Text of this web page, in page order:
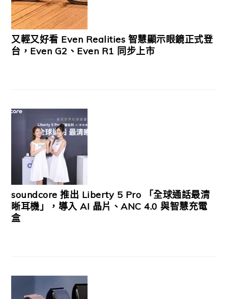
又輕又好看 Even Realities 智慧顯示眼鏡正式登
台，Even G2、Even R1 同步上市
soundcore 推出 Liberty 5 Pro 「全球通話最清
晰耳機」，導入 AI 晶片、ANC 4.0 與智慧充電
盒